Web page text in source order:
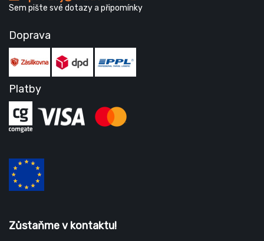
Sem pište své dotazy a připomínky
Doprava
Platby
Zůstaňme v kontaktu!